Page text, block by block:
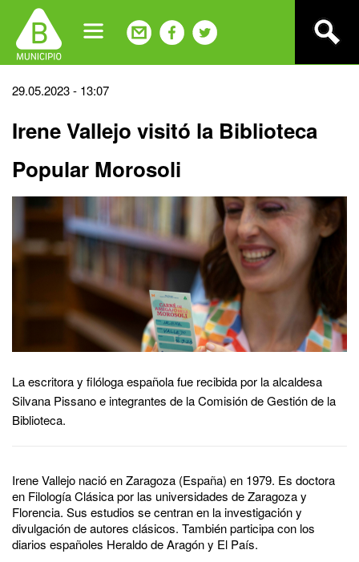
navigation
Back
top
29.05.2023 - 13:07
Irene Vallejo visitó la Biblioteca
Popular Morosoli
La escritora y filóloga española fue recibida por la alcaldesa
Silvana Pissano e integrantes de la Comisión de Gestión de la
Biblioteca.
Irene Vallejo nació en Zaragoza (España) en 1979. Es doctora
en Filología Clásica por las universidades de Zaragoza y
Florencia. Sus estudios se centran en la investigación y
divulgación de autores clásicos. También participa con los
diarios españoles Heraldo de Aragón y El País.